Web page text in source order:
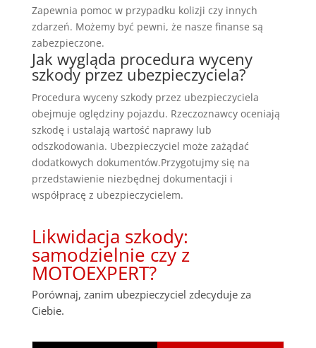
Zapewnia pomoc w przypadku kolizji czy innych
zdarzeń. Możemy być pewni, że nasze finanse są
zabezpieczone.
Jak wygląda procedura wyceny
szkody przez ubezpieczyciela?
Procedura wyceny szkody przez ubezpieczyciela
obejmuje oględziny pojazdu. Rzeczoznawcy oceniają
szkodę i ustalają wartość naprawy lub
odszkodowania. Ubezpieczyciel może zażądać
dodatkowych dokumentów.Przygotujmy się na
przedstawienie niezbędnej dokumentacji i
współpracę z ubezpieczycielem.
Likwidacja szkody:
samodzielnie czy z
MOTOEXPERT?
Porównaj, zanim ubezpieczyciel zdecyduje za
Ciebie.